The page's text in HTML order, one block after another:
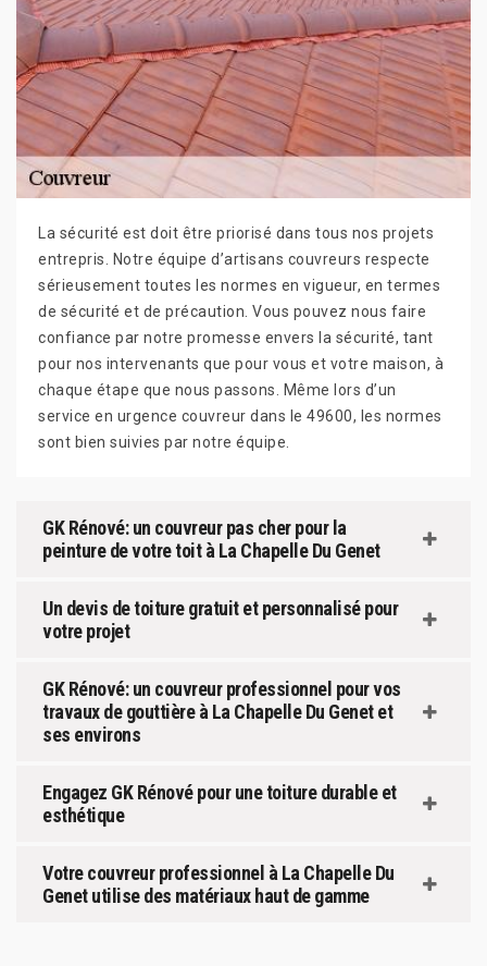
La sécurité est doit être priorisé dans tous nos projets
entrepris. Notre équipe d’artisans couvreurs respecte
sérieusement toutes les normes en vigueur, en termes
de sécurité et de précaution. Vous pouvez nous faire
confiance par notre promesse envers la sécurité, tant
pour nos intervenants que pour vous et votre maison, à
chaque étape que nous passons. Même lors d’un
service en urgence couvreur dans le 49600, les normes
sont bien suivies par notre équipe.
GK Rénové: un couvreur pas cher pour la
peinture de votre toit à La Chapelle Du Genet
Un devis de toiture gratuit et personnalisé pour
votre projet
GK Rénové: un couvreur professionnel pour vos
travaux de gouttière à La Chapelle Du Genet et
ses environs
Engagez GK Rénové pour une toiture durable et
esthétique
Votre couvreur professionnel à La Chapelle Du
Genet utilise des matériaux haut de gamme